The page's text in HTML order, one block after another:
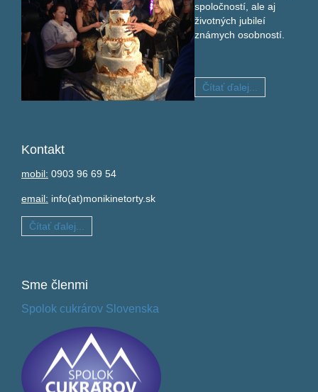
spoločností, ale aj
životných jubileí
známych osobností.
Čítať ďalej...
Kontakt
mobil: 0903 96 69 54
email: info(at)monikinetorty.sk
Čítať ďalej...
Sme členmi
Spolok cukrárov Slovenska